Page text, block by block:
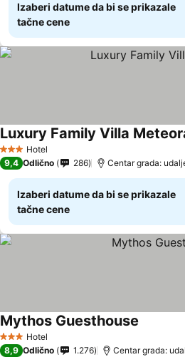
Izaberi datume da bi se prikazale
tačne cene
3 Zvezdice
Hotel
Luxury Family Villa
9,4 Odlično 286 Centar grada:
Izaberi datume da bi se prikazale
tačne cene
3 Zvezdice
Hotel
Mythos Guesthouse
8,9 Odlično 1.276 Centar grada: